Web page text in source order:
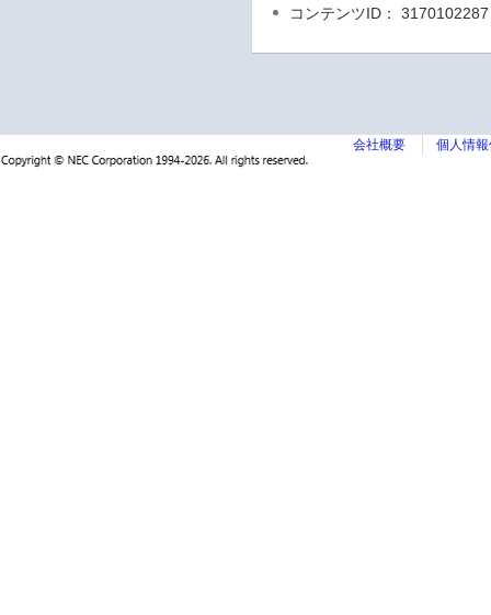
コンテンツID： 3170102287
会社概要 個人情